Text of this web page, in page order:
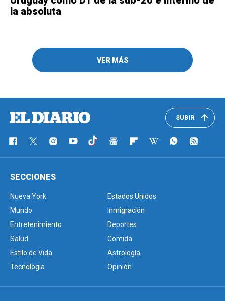
la absoluta
VER MÁS
SUBIR
SECCIONES
Nueva York
Estados Unidos
Mundo
Inmigración
Entretenimiento
Deportes
Salud
Comida
Estilo de Vida
Astrología
Tecnología
Opinión